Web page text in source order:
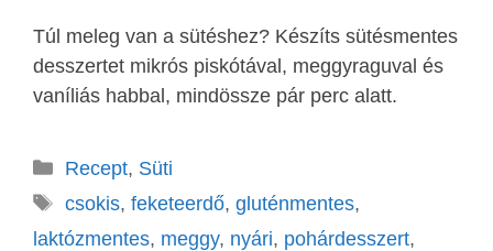
Túl meleg van a sütéshez? Készíts sütésmentes
desszertet mikrós piskótával, meggyraguval és
vaníliás habbal, mindössze pár perc alatt.
Recept, Süti
csokis, feketeerdő, gluténmentes,
laktózmentes, meggy, nyári, pohárdesszert,